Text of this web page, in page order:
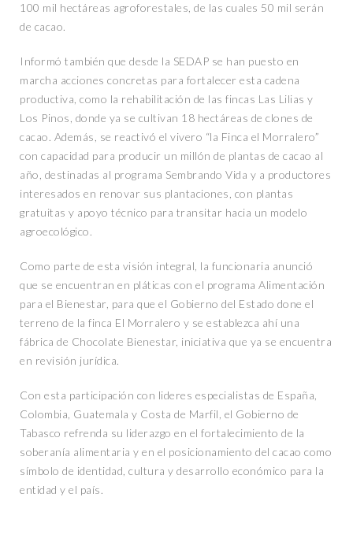
100 mil hectáreas agroforestales, de las cuales 50 mil serán
de cacao.
Informó también que desde la SEDAP se han puesto en
marcha acciones concretas para fortalecer esta cadena
productiva, como la rehabilitación de las fincas Las Lilias y
Los Pinos, donde ya se cultivan 18 hectáreas de clones de
cacao. Además, se reactivó el vivero “la Finca el Morralero”
con capacidad para producir un millón de plantas de cacao al
año, destinadas al programa Sembrando Vida y a productores
interesados en renovar sus plantaciones, con plantas
gratuitas y apoyo técnico para transitar hacia un modelo
agroecológico.
Como parte de esta visión integral, la funcionaria anunció
que se encuentran en pláticas con el programa Alimentación
para el Bienestar, para que el Gobierno del Estado done el
terreno de la finca El Morralero y se establezca ahí una
fábrica de Chocolate Bienestar, iniciativa que ya se encuentra
en revisión jurídica.
Con esta participación con lideres especialistas de España,
Colombia, Guatemala y Costa de Marfil, el Gobierno de
Tabasco refrenda su liderazgo en el fortalecimiento de la
soberanía alimentaria y en el posicionamiento del cacao como
símbolo de identidad, cultura y desarrollo económico para la
entidad y el país.